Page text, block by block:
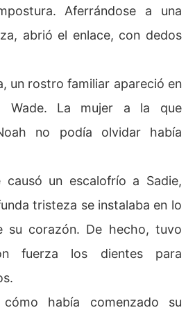
Aferrándose a una
abrió el enlace, con dedos
un rostro familiar apareció en
Wade. La mujer a la que
no podía olvidar había
causó un escalofrío a Sadie,
tristeza se instalaba en lo
su corazón. De hecho, tuvo
fuerza los dientes para
había comenzado su